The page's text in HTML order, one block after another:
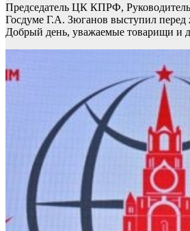
Председатель ЦК КПРФ,
Госдуме Г.А. Зюганов выступил перед
Добрый день, уважаемые товарищи и